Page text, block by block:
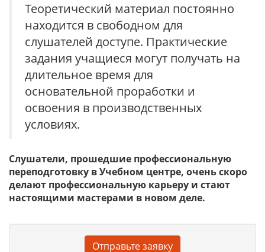
Теоретический материал постоянно
находится в свободном для
слушателей доступе. Практические
задания учащиеся могут получать на
длительное время для
основательной проработки и
освоения в производственных
условиях.
Слушатели, прошедшие профессиональную
переподготовку в Учебном центре, очень скоро
делают профессиональную карьеру и стают
настоящими мастерами в новом деле.
Отправьте заявку